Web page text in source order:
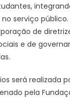
serviço
de
e de
será realizada
pela